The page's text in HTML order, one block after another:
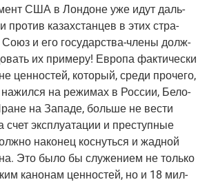
США в Лон­доне уже идут даль­
про­тив казах­стан­цев в этих стра­
и его госу­дар­ства-чле­ны долж­
их при­ме­ру! Евро­па фак­ти­че­ски
цен­но­стей, кото­рый, сре­ди про­че­го,
нажил­ся на режи­мах в Рос­сии, Бело­
на Запа­де, боль­ше не вести
экс­плу­а­та­ции и пре­ступ­ные
нако­нец кос­нуть­ся и жад­ной
Это было бы слу­же­ни­ем не толь­ко
кано­нам цен­но­стей, но и 18 мил­